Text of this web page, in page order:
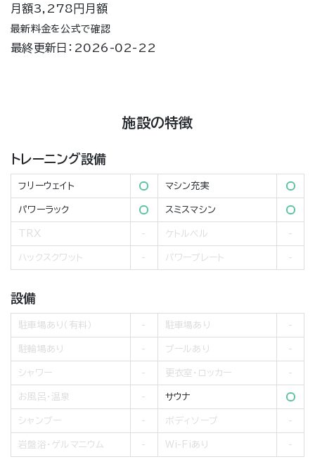
月額3,278円 月額
最新料金を公式で確認
最終更新日：2026-02-22
施設の特徴
トレーニング設備
フリーウェイト マシン充実
パワーラック スミスマシン
TRX ケトルベル
ハックスクワット パワープレート
設備
駐車場あり（有料） 駐車場あり
駐輪場あり プールあり
シャワー 更衣室・ロッカー
お風呂・温泉 サウナ
シャンプー ボディソープ
岩盤浴・ゲルマニウム Wi-Fiあり